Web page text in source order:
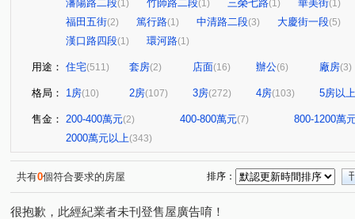
瀋陽路二段(1) 竹師路二段(1) 三榮七路(1) 華美街(1)
福田五街(2) 篤行路(1) 中清路二段(3) 大慶街一段(5)
漢口路四段(1) 環河路(1)
用途： 住宅(511) 套房(2) 店面(16) 辦公(6) 廠房(3)
格局： 1房(10) 2房(107) 3房(272) 4房(103) 5房以上
售金： 200-400萬元(2) 400-800萬元(7)
800-1200萬
2000萬元以上(343)
共有0個符合要求的房屋 排序：
很抱歉，此經紀業者未刊登售屋廣告唷！